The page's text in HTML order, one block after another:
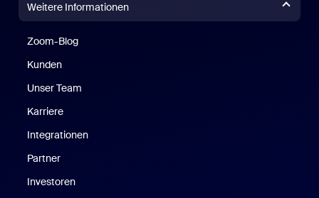
Weitere Informationen
Zoom-Blog
Kunden
Unser Team
Karriere
Integrationen
Partner
Investoren